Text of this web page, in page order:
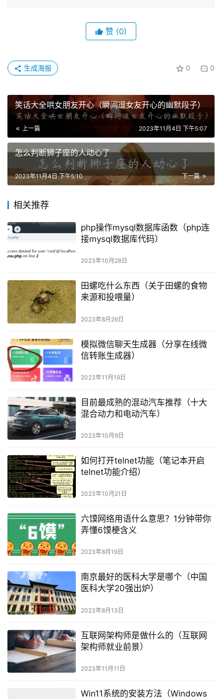
赞 (0)
0 0
生成海报
笑话大全哄女朋友开心（瞬间逗女友开心的幽默段子）
上一篇 2023年11月4日 下午5:07
怎么判断狮子座的人动心了
下一篇
2023年11月4日 下午5:10
相关推荐
php操作mysql数据库函数（php连
接mysql数据库代码）
2023年10月28日
田螺吃什么东西（关于田螺的食物
来源和投喂量）
2023年8月26日
模拟微信聊天生成器（分享在线微
信转账生成器）
2023年11月19日
目前最成熟的混动汽车推荐（十大
混合动力和电动汽车）
2023年10月9日
如何打开telnet功能（笔记本开启
telnet功能介绍）
2023年10月21日
六馍网络用语什么意思？1分钟带你
弄懂6馍梗含义
2023年8月19日
南京最好的医科大学是哪个（中国
医科大学20强出炉）
2023年8月13日
互联网架构师是做什么的（互联网
架构师就业前景）
2023年11月11日
Win11系统的安装方法（Windows